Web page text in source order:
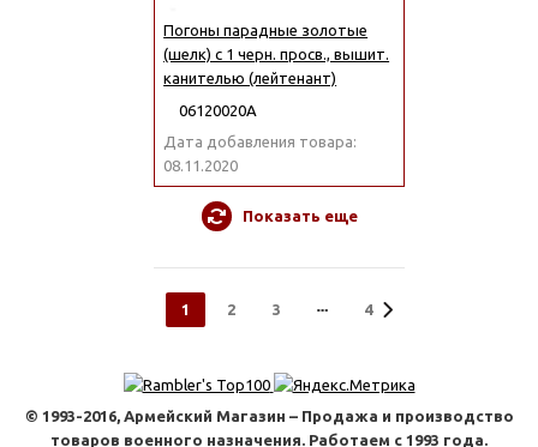
Погоны парадные золотые
(шелк) с 1 черн. просв., вышит.
канителью (лейтенант)
06120020А
Дата добавления товара:
08.11.2020
Показать еще
1 2 3 4
© 1993-2016, Армейский Магазин – Продажа и производство
товаров военного назначения. Работаем с 1993 года.